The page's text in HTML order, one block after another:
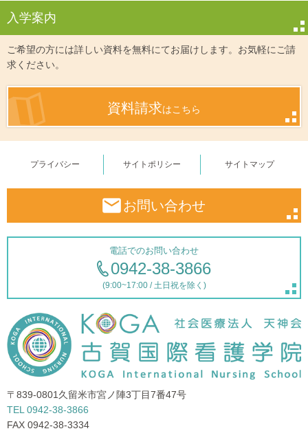
入学案内
ご希望の方には詳しい資料を無料にてお届けします。お気軽にご請
求ください。
資料請求はこちら
プライバシー サイトポリシー サイトマップ
お問い合わせ
電話でのお問い合わせ
0942-38-3866
(9:00~17:00 / 土日祝を除く)
〒839-0801 久留米市宮ノ陣3丁目7番47号
TEL 0942-38-3866
FAX 0942-38-3334